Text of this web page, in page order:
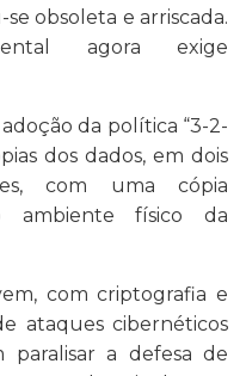
obsoleta e arriscada.
agora exige
da política “3-2-
dos dados, em dois
com uma cópia
ambiente físico da
com criptografia e
ataques cibernéticos
paralisar a defesa de